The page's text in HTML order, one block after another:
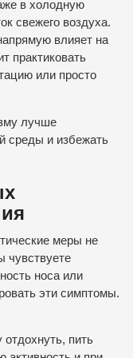
в холодную
свежего воздуха.
влияет на
практиковать
или просто
лучше
среды и избежать
меры не
чувствуете
носа или
эти симптомы.
отдохнуть, пить